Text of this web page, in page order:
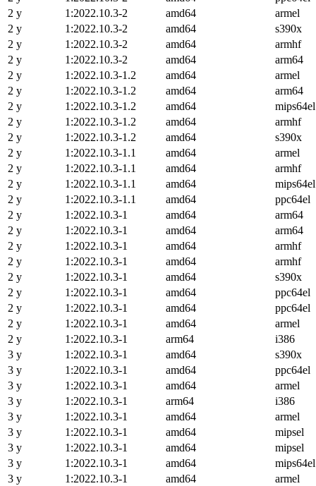
2 y
1:2022.10.3-2 amd64
armel
2 y
1:2022.10.3-2 amd64
s390x
2 y
1:2022.10.3-2 amd64
armhf
2 y
1:2022.10.3-2 amd64
arm64
2 y
1:2022.10.3-1.2 amd64
armel
2 y
1:2022.10.3-1.2 amd64
arm64
2 y
1:2022.10.3-1.2 amd64
mips64el
2 y
1:2022.10.3-1.2 amd64
armhf
2 y
1:2022.10.3-1.2 amd64
s390x
2 y
1:2022.10.3-1.1 amd64
armel
2 y
1:2022.10.3-1.1 amd64
armhf
2 y
1:2022.10.3-1.1 amd64
mips64el
2 y
1:2022.10.3-1.1 amd64
ppc64el
2 y
1:2022.10.3-1 amd64
arm64
2 y
1:2022.10.3-1 amd64
arm64
2 y
1:2022.10.3-1 amd64
armhf
2 y
1:2022.10.3-1 amd64
armhf
2 y
1:2022.10.3-1 amd64
s390x
2 y
1:2022.10.3-1 amd64
ppc64el
2 y
1:2022.10.3-1 amd64
ppc64el
2 y
1:2022.10.3-1 amd64
armel
2 y
1:2022.10.3-1 arm64
i386
3 y
1:2022.10.3-1 amd64
s390x
3 y
1:2022.10.3-1 amd64
ppc64el
3 y
1:2022.10.3-1 amd64
armel
3 y
1:2022.10.3-1 arm64
i386
3 y
1:2022.10.3-1 amd64
armel
3 y
1:2022.10.3-1 amd64
mipsel
3 y
1:2022.10.3-1 amd64
mipsel
3 y
1:2022.10.3-1 amd64
mips64el
3 y
1:2022.10.3-1 amd64
armel